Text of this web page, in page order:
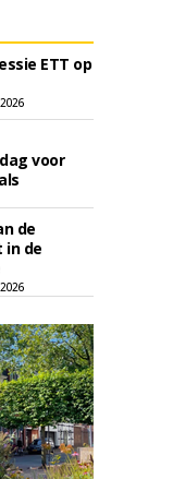
ETT op
voor
de
de